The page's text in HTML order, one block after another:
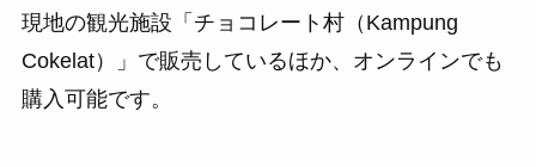
現地の観光施設「チョコレート村（Kampung
Cokelat）」で販売しているほか、オンラインでも
購入可能です。